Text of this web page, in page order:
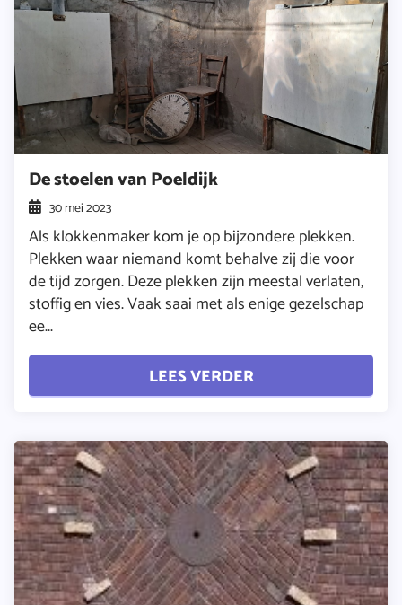
De stoelen van Poeldijk
30 mei 2023
Als klokkenmaker kom je op bijzondere plekken.
Plekken waar niemand komt behalve zij die voor
de tijd zorgen. Deze plekken zijn meestal verlaten,
stoffig en vies. Vaak saai met als enige gezelschap
ee...
LEES VERDER